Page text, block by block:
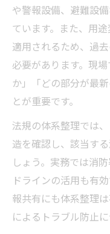
消防法施行
囲
設備工事に
基準
消防設備工
点
施行規則対
ント
省令・告示
設置義務を確認
クリスト活用法
消防設備工
や警報設備、避難設
ています。また、用
適用されるため、過
必要があります。現
か」「どの部分が最
とが重要です。
法規の体系整理では
造を確認し、該当す
しょう。実務では消
ドラインの活用も有
報共有にも体系整理
によるトラブル防止に